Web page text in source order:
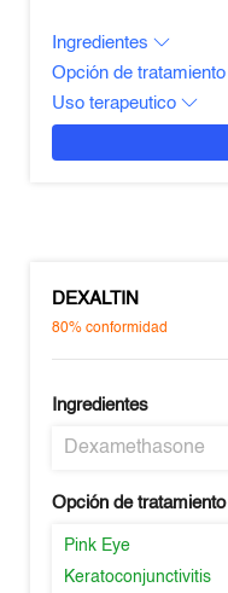
Ingredientes
Opción de
Uso terapeutico
DEXALTIN
80%conformidad
Ingredientes
Dexamethasone
Opción de tratamiento
Pink Eye
Keratoconjunctivitis